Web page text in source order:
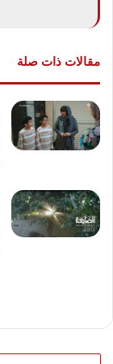
مقالات ذات صلة